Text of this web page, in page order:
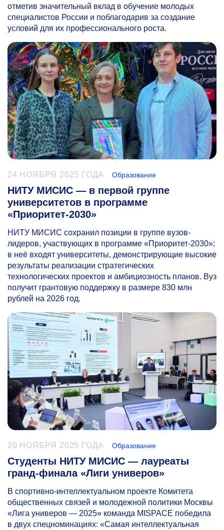
отметив значительный вклад в обучение молодых
специалистов России и поблагодарив за создание
условий для их профессионального роста.
24 НОЯБРЯ 2025 ГОДА Образование
НИТУ МИСИС — в первой группе
университетов в программе
«Приоритет-2030»
НИТУ МИСИС сохранил позиции в группе вузов-
лидеров, участвующих в программе «Приоритет-2030»:
в неё входят университеты, демонстрирующие высокие
результаты реализации стратегических
технологических проектов и амбициозность планов. Вуз
получит грантовую поддержку в размере 830 млн
рублей на 2026 год.
20 НОЯБРЯ 2025 ГОДА Образование
Студенты НИТУ МИСИС — лауреаты
гранд-финала «Лиги универов»
В спортивно-интеллектуальном проекте Комитета
общественных связей и молодежной политики Москвы
«Лига универов — 2025» команда MISPACE победила
в двух спецноминациях: «Самая интеллектуальная